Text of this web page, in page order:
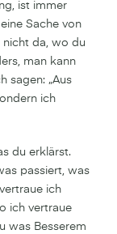
ist immer
Sache von
nicht da, wo du
man kann
sagen: „Aus
ich
du erklärst.
passiert, was
ich
ich vertraue
was Besserem